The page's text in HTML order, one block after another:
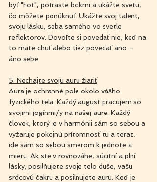
byť "hot", potraste bokmi a ukážte svetu,
čo môžete ponúknuť. Ukážte svoj talent,
svoju lásku, seba samého vo svetle
reflektorov. Dovoľte si povedať nie, keď na
to máte chuť alebo tiež povedať áno –
áno sebe.
5. Nechajte svoju auru žiariť
Aura je ochranné pole okolo vášho
fyzického tela. Každý august pracujem so
svojimi jogínmi/y na našej aure. Každý
človek, ktorý je v harmónii sám so sebou a
vyžaruje pokojnú prítomnosť tu a teraz,
ide sám so sebou smerom k jednote a
mieru. Ak ste v rovnováhe, súcitní a plní
lásky, posilňujete svoje telo duše, vašu
srdcovú čakru a posilnujete auru. Keď je